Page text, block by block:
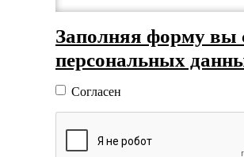
Заполняя форму вы
персональных
Согласен